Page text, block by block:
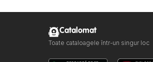
Catalomat
Toate cataloagele într-un singur loc